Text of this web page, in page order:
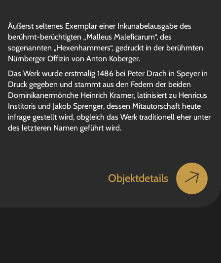
Äußerst seltenes Exemplar einer Inkunabelausgabe des
berühmt-berüchtigten „Malleus Maleficarum“, des
sogenannten „Hexenhammers“, gedruckt in der berühmten
Nürnberger Offizin von Anton Koberger.
Das Werk wurde erstmalig 1486 bei Peter Drach in Speyer in
Druck gegeben und stammt aus den Federn der beiden
Dominikanermönche Heinrich Kramer, latinisiert zu Henricus
Institoris und Jakob Sprenger, dessen Mitautorschaft heute
infrage gestellt wird, obgleich das Werk traditionell eher unter
des letzteren Namen geführt wird.
Objektdetails